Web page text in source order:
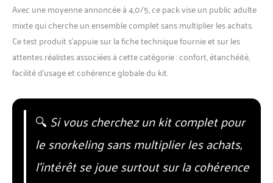
Avec une moyenne annoncée à 4,0/5, ce pack vise un public adulte
mixte qui cherche un ensemble complet sans multiplier les achats.
Ce test produit s’appuie sur la fiche technique fournie et sur les
attentes réalistes associées à cette catégorie : confort, étanchéité,
facilité d’usage et cohérence globale du kit.
🔍Si vous cherchez un kit complet pour
le snorkeling sans multiplier les achats,
l’intérêt se joue surtout sur la cohérence